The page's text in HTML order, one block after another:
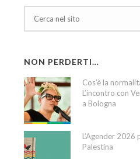
NON PERDERTI…
Cos’è la
L’incontro con
a Bologna
L’Agender 2026
Palestina